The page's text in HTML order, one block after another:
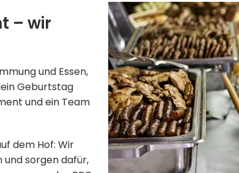
– wir
und Essen,
Geburtstag
und ein Team
dem Hof: Wir
und sorgen dafür,